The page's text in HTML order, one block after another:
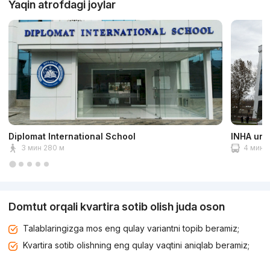
Yaqin atrofdagi joylar
Diplomat International School
3 мин 280 м
INHA
4 мин
Domtut orqali kvartira sotib olish juda oson
Talablaringizga mos eng qulay variantni topib beramiz;
Kvartira sotib olishning eng qulay vaqtini aniqlab beramiz;